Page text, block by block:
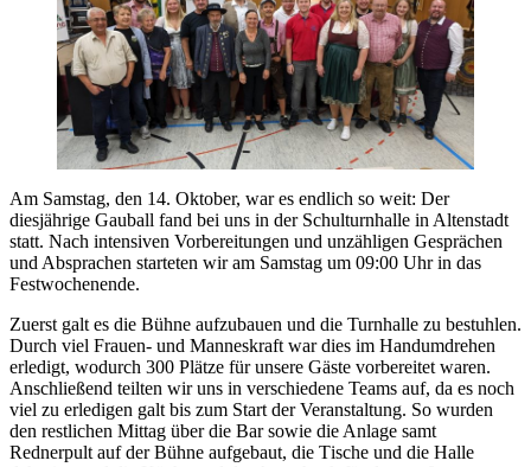
Am Samstag, den 14. Oktober, war es endlich so weit: Der
diesjährige Gauball fand bei uns in der Schulturnhalle in Altenstadt
statt. Nach intensiven Vorbereitungen und unzähligen Gesprächen
und Absprachen starteten wir am Samstag um 09:00 Uhr in das
Festwochenende.
Zuerst galt es die Bühne aufzubauen und die Turnhalle zu bestuhlen.
Durch viel Frauen- und Manneskraft war dies im Handumdrehen
erledigt, wodurch 300 Plätze für unsere Gäste vorbereitet waren.
Anschließend teilten wir uns in verschiedene Teams auf, da es noch
viel zu erledigen galt bis zum Start der Veranstaltung. So wurden
den restlichen Mittag über die Bar sowie die Anlage samt
Rednerpult auf der Bühne aufgebaut, die Tische und die Halle